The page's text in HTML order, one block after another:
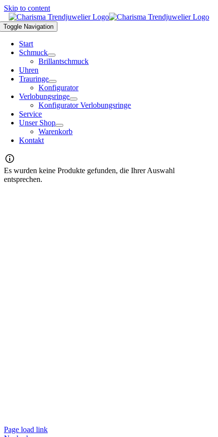
Skip to content
Toggle Navigation
Start
Schmuck
Brillantschmuck
Uhren
Trauringe
Konfigurator
Verlobungsringe
Konfigurator Verlobungsringe
Service
Unser Shop
Warenkorb
Kontakt
Es wurden keine Produkte gefunden, die Ihrer Auswahl
entsprechen.
Page load link